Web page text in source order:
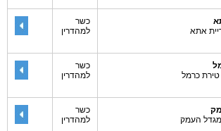
כשר
למהדרין
כשר
למהדרין
כשר
למהדרין